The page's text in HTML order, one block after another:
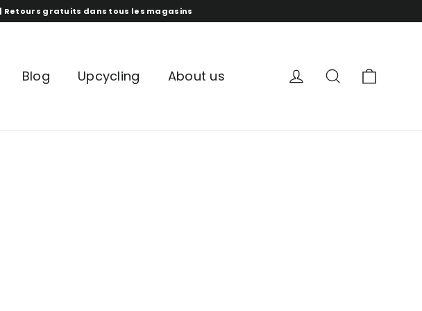
Retours gratuits dans tous les magasins
Blog Upcycling About us compterecherche